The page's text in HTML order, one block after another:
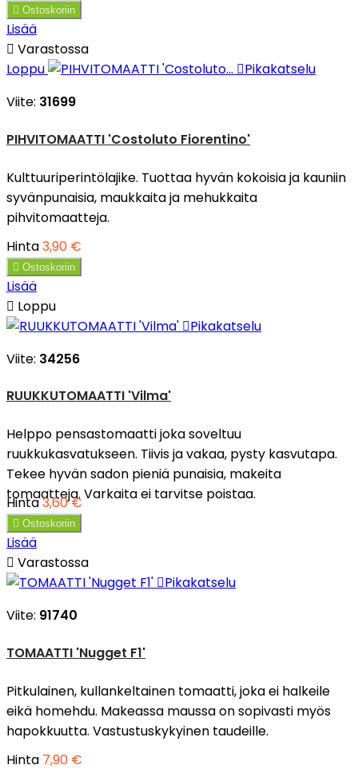
 Ostoskoriin
Lisää
 Varastossa
Loppu
Pikakatselu
Viite: 31699
PIHVITOMAATTI 'Costoluto Fiorentino'
Kulttuuriperintölajike. Tuottaa hyvän kokoisia ja kauniin
syvänpunaisia, maukkaita ja mehukkaita
pihvitomaatteja.
Hinta3,90 €
 Ostoskoriin
Lisää
 Loppu
Pikakatselu
Viite: 34256
RUUKKUTOMAATTI 'Vilma'
Helppo pensastomaatti joka soveltuu
ruukkukasvatukseen. Tiivis ja vakaa, pysty kasvutapa.
Tekee hyvän sadon pieniä punaisia, makeita
tomaatteja. Varkaita ei tarvitse poistaa.
Hinta3,60 €
 Ostoskoriin
Lisää
 Varastossa
Pikakatselu
Viite: 91740
TOMAATTI 'Nugget F1'
Pitkulainen, kullankeltainen tomaatti, joka ei halkeile
eikä homehdu. Makeassa maussa on sopivasti myös
hapokkuutta. Vastustuskykyinen taudeille.
Hinta 7,90 €